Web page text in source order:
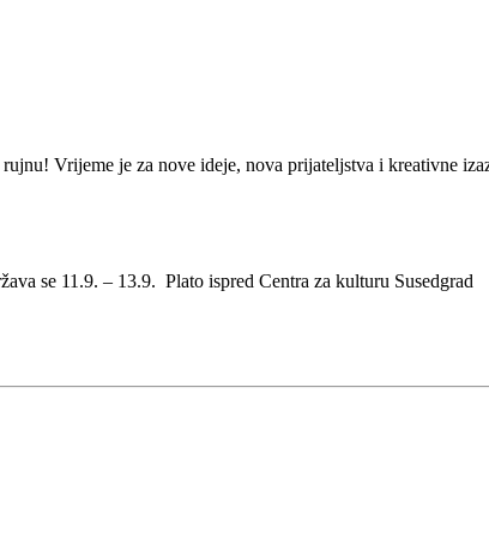
Vrijeme je za nove ideje, nova prijateljstva i kreativne
se 11.9. – 13.9. Plato ispred Centra za kulturu Susedgrad